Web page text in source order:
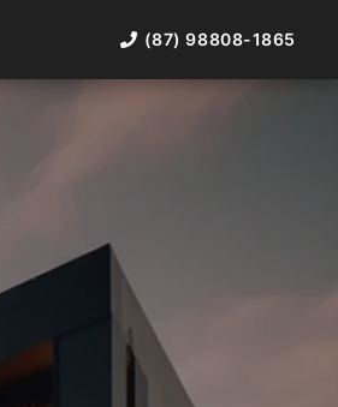
(87) 98808-1865